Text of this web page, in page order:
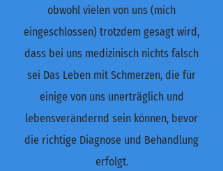
obwohl vielen von uns (mich
eingeschlossen) trotzdem gesagt wird,
dass bei uns medizinisch nichts falsch
sei Das Leben mit Schmerzen, die für
einige von uns unerträglich und
lebensverändernd sein können, bevor
die richtige Diagnose und Behandlung
erfolgt.